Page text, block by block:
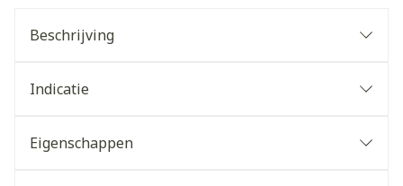
Beschrijving
Indicatie
Eigenschappen